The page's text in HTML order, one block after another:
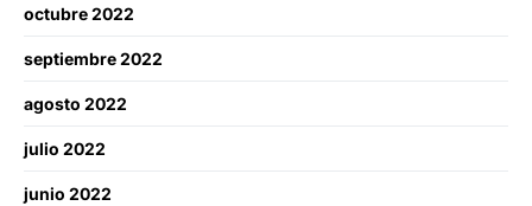
octubre 2022
septiembre 2022
agosto 2022
julio 2022
junio 2022